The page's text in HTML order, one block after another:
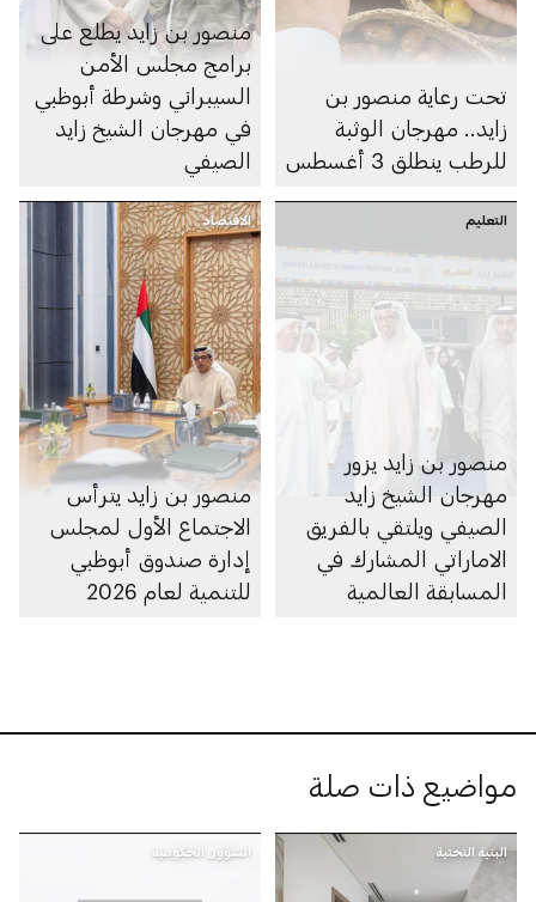
تحت رعاية منصور بن
زايد.. مهرجان الوثبة
للرطب ينطلق 3 أغسطس
منصور بن زايد يطلع على
برامج مجلس الأمن
السيبراني وشرطة أبوظبي
في مهرجان الشيخ زايد
الصيفي
التعليم
منصور بن زايد يزور
مهرجان الشيخ زايد
الصيفي ويلتقي بالفريق
الاماراتي المشارك في
المسابقة العالمية
الاقتصاد
منصور بن زايد يترأس
الاجتماع الأول لمجلس
إدارة صندوق أبوظبي
للتنمية لعام 2026
مواضيع ذات صلة
البنية التحتية الشؤون الحكومية